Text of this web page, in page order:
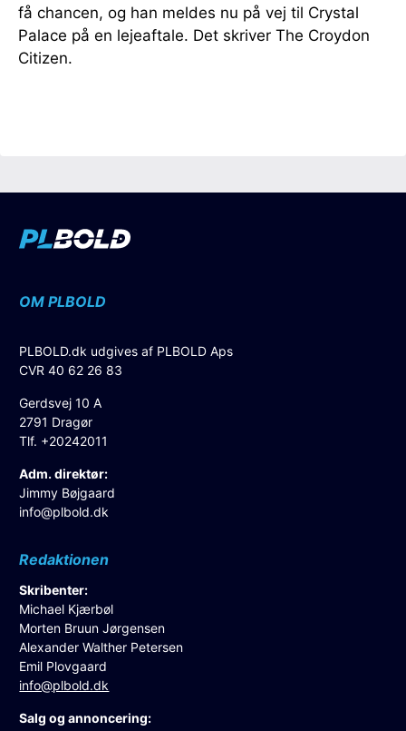
få chancen, og han meldes nu på vej til Crystal
Palace på en lejeaftale. Det skriver The Croydon
Citizen.
OM PLBOLD
PLBOLD.dk udgives af PLBOLD Aps
CVR 40 62 26 83
Gerdsvej 10 A
2791 Dragør
Tlf. +20242011
Adm. direktør:
Jimmy Bøjgaard
info@plbold.dk
Redaktionen
Skribenter:
Michael Kjærbøl
Morten Bruun Jørgensen
Alexander Walther Petersen
Emil Plovgaard
info@plbold.dk
Salg og annoncering: